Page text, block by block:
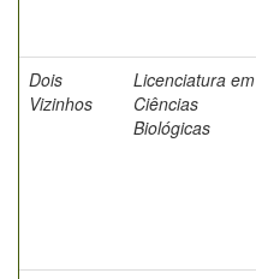
Dois
Vizinhos
Licenciatura em
Ciências
Biológicas